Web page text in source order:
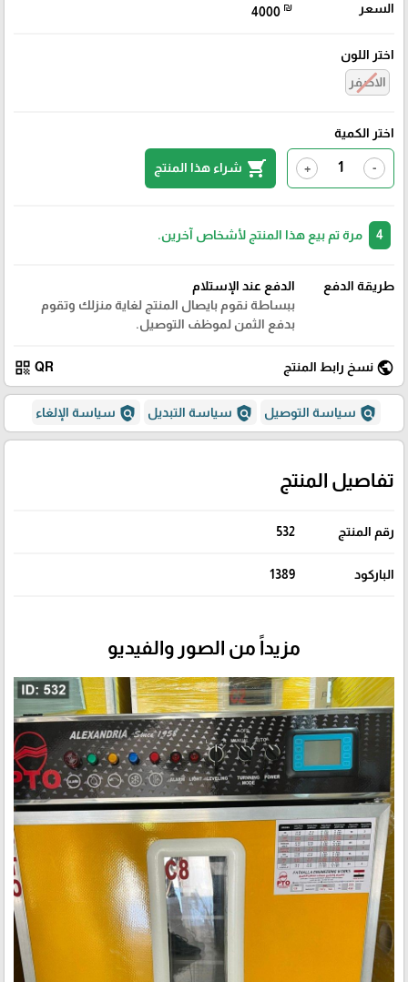
السعر 4000 ₪
اختر اللون
الاصفر
اختر الكمية
-
+
shopping_cart شراء هذا المنتج
مرة تم بيع هذا المنتج لأشخاص آخرين.
طريقة الدفع
الدفع عند الإستلام
ببساطة نقوم بايصال المنتج لغاية منزلك وتقوم
بدفع الثمن لموظف التوصيل.
public نسخ رابط المنتج QR
qr_code
policy سياسة التوصيل policy سياسة التبديل policy سياسة الإلغاء
تفاصيل المنتج
رقم المنتج 532
الباركود 1389
مزيداً من الصور والفيديو